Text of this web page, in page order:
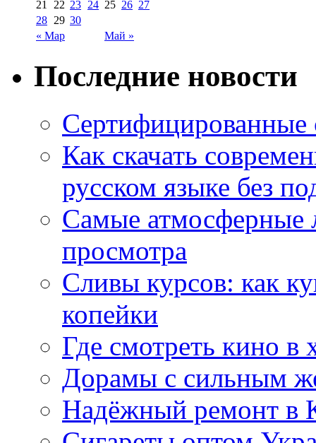
« Мар Май »
21 22 23 24 25 26 27
28 29 30
Последние новости
Как скачать
русском языке без
Самые атмосферные
просмотра
Сливы курсов: как
копейки
Где смотреть кино в
Дорамы с сильным
Надёжный ремонт в